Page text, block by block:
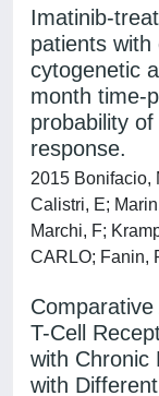
Imatinib-
patients with
cytogenetic
month time-
probability
response.
2015 Bonifacio,
Calistri, E;
Marchi, F;
CARLO; Fanin,
T-Cell
with Chronic
with